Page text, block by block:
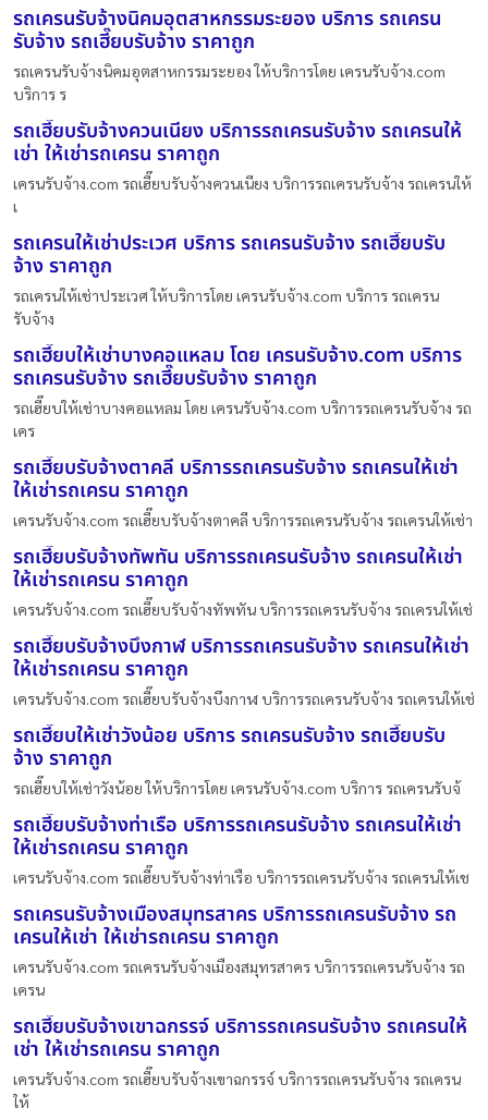
รถเครนรับจ้างนิคมอุตสาหกรรมระยอง บริการ รถเครน
รับจ้าง รถเฮี๊ยบรับจ้าง ราคาถูก
รถเครนรับจ้างนิคมอุตสาหกรรมระยอง ให้บริการโดย เครนรับจ้าง.com
บริการ ร
รถเฮี๊ยบรับจ้างควนเนียง บริการรถเครนรับจ้าง รถเครนให้
เช่า ให้เช่ารถเครน ราคาถูก
เครนรับจ้าง.com รถเฮี๊ยบรับจ้างควนเนียง บริการรถเครนรับจ้าง รถเครนให้
เ
รถเครนให้เช่าประเวศ บริการ รถเครนรับจ้าง รถเฮี๊ยบรับ
จ้าง ราคาถูก
รถเครนให้เช่าประเวศ ให้บริการโดย เครนรับจ้าง.com บริการ รถเครน
รับจ้าง
รถเฮี๊ยบให้เช่าบางคอแหลม โดย เครนรับจ้าง.com บริการ
รถเครนรับจ้าง รถเฮี๊ยบรับจ้าง ราคาถูก
รถเฮี๊ยบให้เช่าบางคอแหลม โดย เครนรับจ้าง.com บริการรถเครนรับจ้าง รถ
เคร
รถเฮี๊ยบรับจ้างตาคลี บริการรถเครนรับจ้าง รถเครนให้เช่า
ให้เช่ารถเครน ราคาถูก
เครนรับจ้าง.com รถเฮี๊ยบรับจ้างตาคลี บริการรถเครนรับจ้าง รถเครนให้เช่า
รถเฮี๊ยบรับจ้างทัพทัน บริการรถเครนรับจ้าง รถเครนให้เช่า
ให้เช่ารถเครน ราคาถูก
เครนรับจ้าง.com รถเฮี๊ยบรับจ้างทัพทัน บริการรถเครนรับจ้าง รถเครนให้เช่
รถเฮี๊ยบรับจ้างบึงกาฬ บริการรถเครนรับจ้าง รถเครนให้เช่า
ให้เช่ารถเครน ราคาถูก
เครนรับจ้าง.com รถเฮี๊ยบรับจ้างบึงกาฬ บริการรถเครนรับจ้าง รถเครนให้เช่
รถเฮี๊ยบให้เช่าวังน้อย บริการ รถเครนรับจ้าง รถเฮี๊ยบรับ
จ้าง ราคาถูก
รถเฮี๊ยบให้เช่าวังน้อย ให้บริการโดย เครนรับจ้าง.com บริการ รถเครนรับจ้
รถเฮี๊ยบรับจ้างท่าเรือ บริการรถเครนรับจ้าง รถเครนให้เช่า
ให้เช่ารถเครน ราคาถูก
เครนรับจ้าง.com รถเฮี๊ยบรับจ้างท่าเรือ บริการรถเครนรับจ้าง รถเครนให้เช
รถเครนรับจ้างเมืองสมุทรสาคร บริการรถเครนรับจ้าง รถ
เครนให้เช่า ให้เช่ารถเครน ราคาถูก
เครนรับจ้าง.com รถเครนรับจ้างเมืองสมุทรสาคร บริการรถเครนรับจ้าง รถ
เครน
รถเฮี๊ยบรับจ้างเขาฉกรรจ์ บริการรถเครนรับจ้าง รถเครนให้
เช่า ให้เช่ารถเครน ราคาถูก
เครนรับจ้าง.com รถเฮี๊ยบรับจ้างเขาฉกรรจ์ บริการรถเครนรับจ้าง รถเครน
ให้